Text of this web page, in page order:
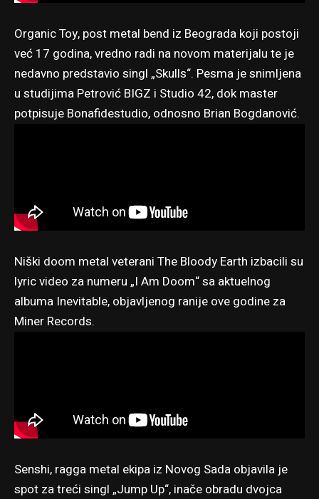
Organic Toy, post metal bend iz Beograda koji postoji
već 17 godina, vredno radi na novom materijalu te je
nedavno predstavio singl „Skulls“. Pesma je snimljena
u studijima Petrović BIGZ i Studio 42, dok master
potpisuje Bonafidestudio, odnosno Brian Bogdanović.
Niški doom metal veterani The Bloody Earth izbacili su
lyric video za numeru „I Am Doom“ sa aktuelnog
albuma Inevitable, objavljenog ranije ove godine za
Miner Records.
Senshi, ragga metal ekipa iz Novog Sada objavila je
spot za treći singl „Jump Up“, inače obradu dvojca